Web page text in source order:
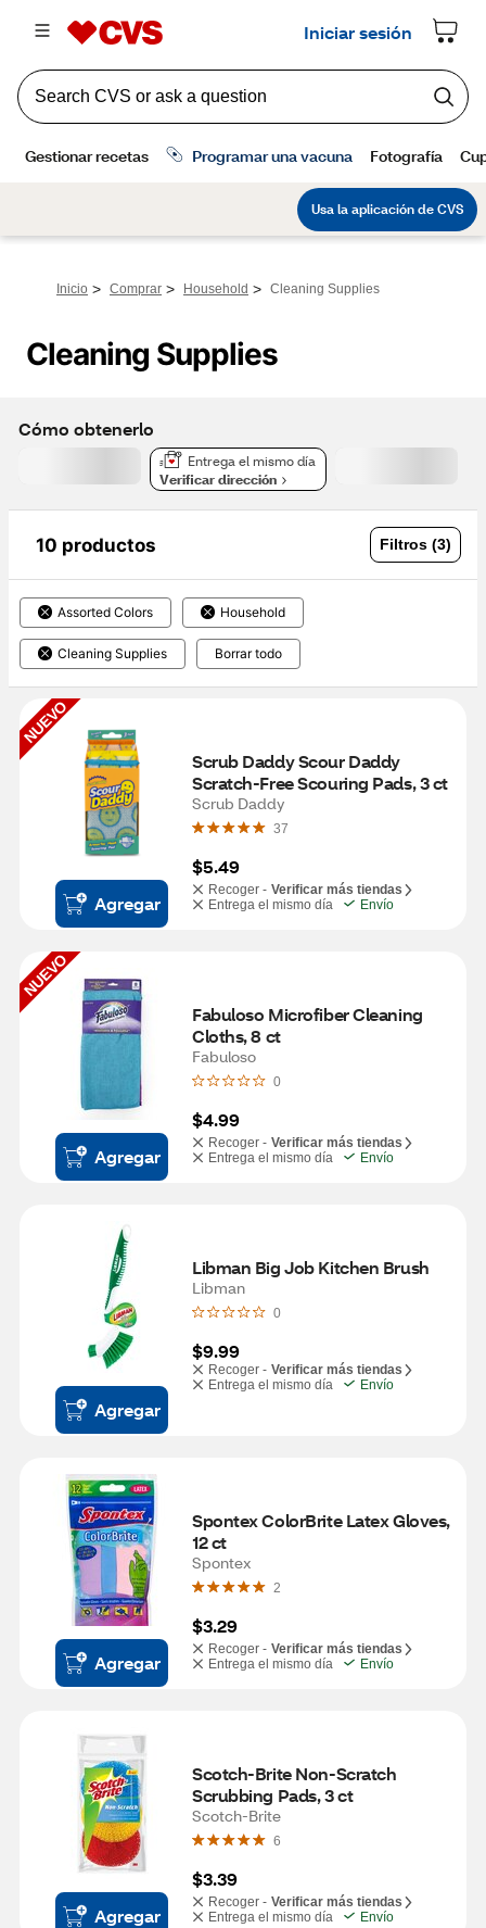
Inicio > Comprar > Household > Cleaning Supplies
Cleaning Supplies
Cómo obtenerlo
Entrega el mismo día
Verificar dirección
10 productos Filtros (3)
Assorted Colors Household
Cleaning Supplies Borrar todo
NUEVO
Agregar
Scrub Daddy Scour Daddy
Scratch‑Free Scouring Pads, 3 ct
Scrub Daddy
37
$5.49
Recoger - Verificar más tiendas
Entrega el mismo día
Envío
NUEVO
Agregar
Fabuloso Microfiber Cleaning
Cloths, 8 ct
Fabuloso
0
$4.99
Recoger - Verificar más tiendas
Entrega el mismo día
Envío
Agregar
Libman Big Job Kitchen Brush
Libman
0
$9.99
Recoger - Verificar más tiendas
Entrega el mismo día
Envío
Agregar
Spontex ColorBrite Latex Gloves,
12 ct
Spontex
2
$3.29
Recoger - Verificar más tiendas
Entrega el mismo día
Envío
Agregar
Scotch-Brite Non-Scratch
Scrubbing Pads, 3 ct
Scotch-Brite
6
$3.39
Recoger - Verificar más tiendas
Entrega el mismo día
Envío